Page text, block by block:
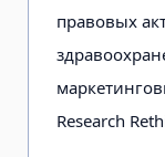
правовых
Research